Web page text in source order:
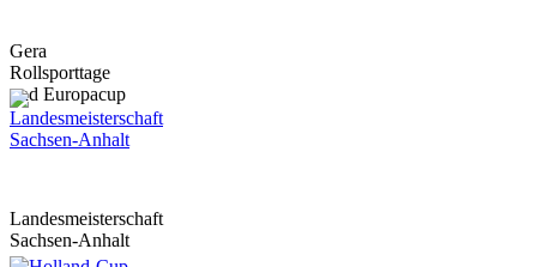
Gera
Rollsporttage
und Europacup
Landesmeisterschaft
Sachsen-Anhalt